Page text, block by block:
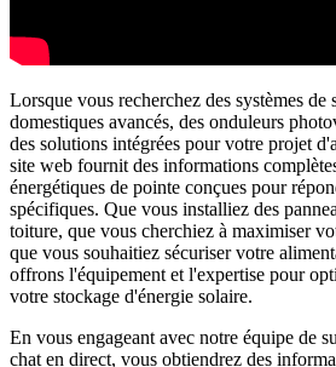
Lorsque vous recherchez des systèmes de
domestiques avancés, des onduleurs
des solutions intégrées pour votre projet
site web fournit des informations
énergétiques de pointe conçues pour
spécifiques. Que vous installiez des
toiture, que vous cherchiez à maximiser
que vous souhaitiez sécuriser votre
offrons l'équipement et l'expertise pour
votre stockage d'énergie solaire.
En vous engageant avec notre équipe de
chat en direct, vous obtiendrez des